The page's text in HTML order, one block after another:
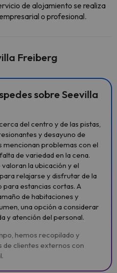
de alojamiento se realiza
o profesional.
Freiberg
sobre Seevilla
del centro y de las pistas,
y desayuno de
mencionan problemas con el
de variedad en la cena.
la ubicación y el
relajarse y disfrutar de la
para estancias cortas. A
de habitaciones y
una opción a considerar
y atención del personal.
hemos recopilado y
de clientes externos con